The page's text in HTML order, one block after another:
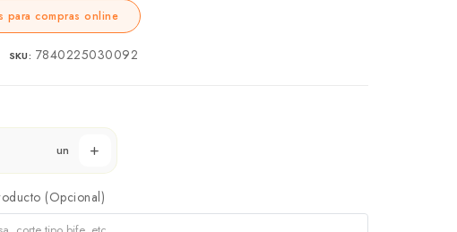
para compras online
SKU: 7840225030092
un
(Opcional)